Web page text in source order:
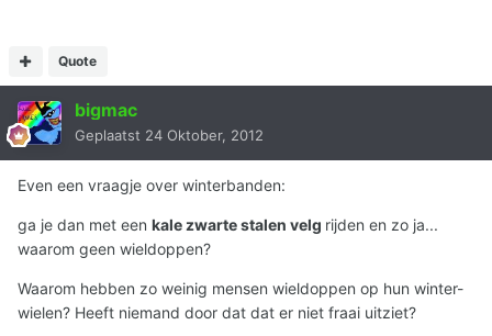
Quote
bigmac
Geplaatst 24 Oktober, 2012
Even een vraagje over winterbanden:
ga je dan met een kale zwarte stalen velg rijden en zo ja...
waarom geen wieldoppen?
Waarom hebben zo weinig mensen wieldoppen op hun winter-
wielen? Heeft niemand door dat dat er niet fraai uitziet?